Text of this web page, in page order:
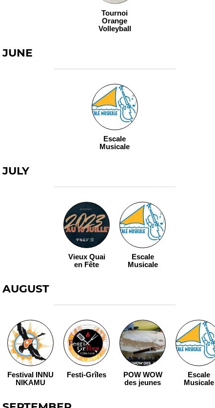
Tournoi
Orange
Volleyball
JUNE
Escale
Musicale
JULY
Vieux Quai
en Fête
Escale
Musicale
AUGUST
Festival INNU
NIKAMU
Festi-Grîles
POW WOW
des jeunes
Escale
Musicale